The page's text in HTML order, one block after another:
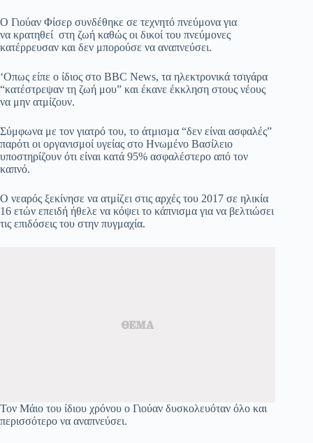
O Γιούαν Φίσερ συνδέθηκε σε τεχνητό πνεύμονα για
να κρατηθεί στη ζωή καθώς οι δικοί του πνεύμονες
κατέρρευσαν και δεν μπορούσε να αναπνεύσει.
‘Οπως είπε ο ίδιος στο BBC News, τα ηλεκτρονικά τσιγάρα
“κατέστρεψαν τη ζωή μου” και έκανε έκκληση στους νέους
να μην ατμίζουν.
Σύμφωνα με τον γιατρό του, το άτμισμα “δεν είναι ασφαλές”
παρότι οι οργανισμοί υγείας στο Ηνωμένο Βασίλειο
υποστηρίζουν ότι είναι κατά 95% ασφαλέστερο από τον
καπνό.
Ο νεαρός ξεκίνησε να ατμίζει στις αρχές του 2017 σε ηλικία
16 ετών επειδή ήθελε να κόψει το κάπνισμα για να βελτιώσει
τις επιδόσεις του στην πυγμαχία.
Τον Μάιο του ίδιου χρόνου ο Γιούαν δυσκολευόταν όλο και
περισσότερο να αναπνεύσει.